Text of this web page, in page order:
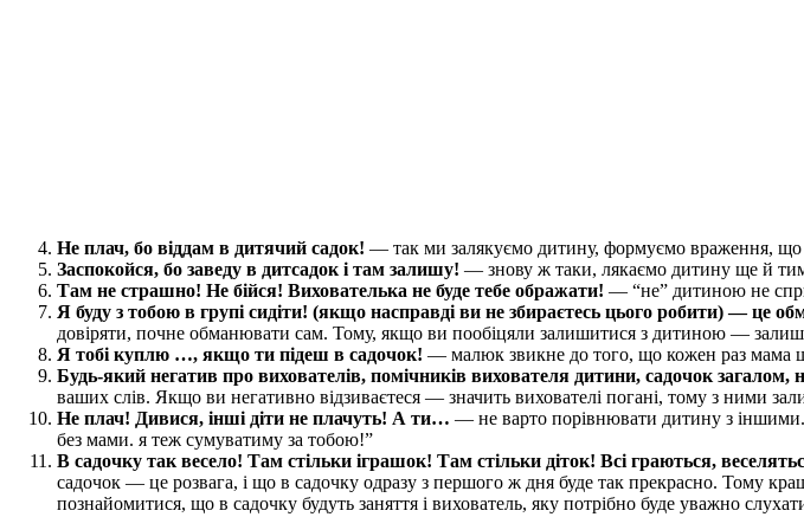
Не плач, бо віддам в дитячий садок! — так ми залякуємо дитину, формуємо враження, що
Заспокойся, бо заведу в дитсадок і там залишу! — знову ж таки, лякаємо дитину ще й
Там не страшно! Не бійся! Вихователька не буде тебе ображати! — “не” дитиною не
Я буду з тобою в групі сидіти! (якщо насправді ви не збираєтесь цього робити) — це
довіряти, почне обманювати сам. Тому, якщо ви пообіцяли залишитися з дитиною —
Я тобі куплю …, якщо ти підеш в садочок! — малюк звикне до того, що кожен раз мама
Будь-який негатив про вихователів, помічників вихователя дитини, садочок загалом,
ваших слів. Якщо ви негативно відзиваєтеся — значить вихователі погані, тому з ними
Не плач! Дивися, інші діти не плачуть! А ти… — не варто порівнювати дитину з іншими.
без мами. я теж сумуватиму за тобою!”
В садочку так весело! Там стільки іграшок! Там стільки діток! Всі граються,
садочок — це розвага, і що в садочку одразу з першого ж дня буде так прекрасно. Тому
познайомитися, що в садочку будуть заняття і вихователь, яку потрібно буде уважно